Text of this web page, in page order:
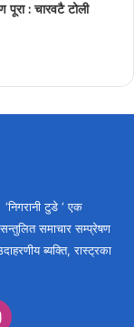
: चारवटै टोली
टुडे ‘ एक
सन्तुलित समाचार सम्प्रेषण
ब्यक्ति, रास्ट्रका
Instagram